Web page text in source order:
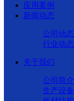
应用案例
新闻动态
公司动态
行业动态
关于我们
公司简介
生产设备